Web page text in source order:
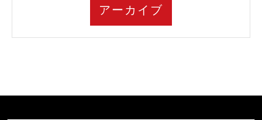
アーカイブ